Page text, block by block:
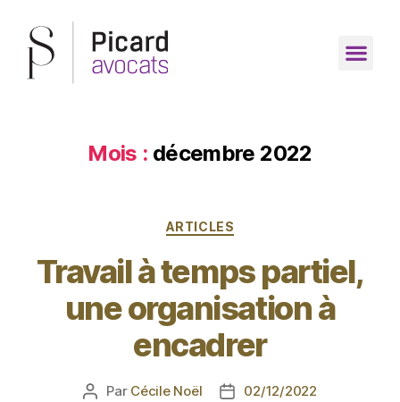
Mois : décembre 2022
ARTICLES
Travail à temps partiel,
une organisation à
encadrer
Par Cécile Noël 02/12/2022